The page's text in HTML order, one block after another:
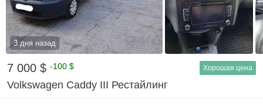
3 дня назад
7 000 $ -100 $ Хорошая цена
Volkswagen Caddy III Рестайлинг